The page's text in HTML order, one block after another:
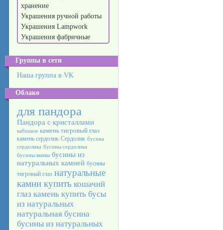
хранение
Украшения ручной работы
Украшения Lampwork
Украшения фабричные
Группы в сети
Наша группа в VK
Облако
для пандора
Пандора с кристаллами
кабошон камень тигровый глаз
камень сердолик Сердолик бусина
сердолика бусины сердолика
бусины яшмы бусины из
натуральных камней бусины
тигровый глаз натуральные
камни купить кошачий
глаз камень купить бусы
из натуральных
натуральная бусина
бусины из натуральных